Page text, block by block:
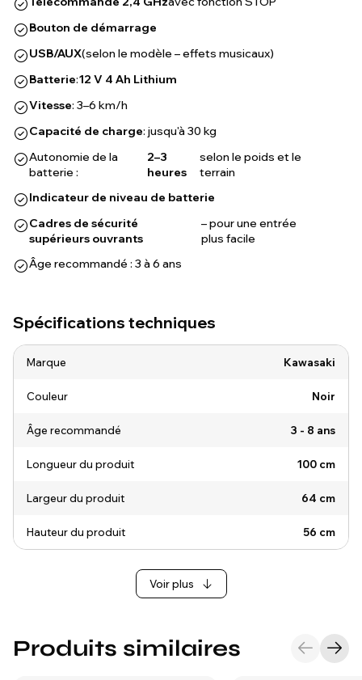
Bouton de démarrage
USB/AUX(selon le modèle – effets musicaux)
Batterie:12 V 4 Ah Lithium
Vitesse: 3–6 km/h
Capacité de charge: jusqu'à 30 kg
Autonomie de la
batterie :
2–3
heures
selon le poids et le
terrain
Indicateur de niveau de batterie
Cadres de sécurité
supérieurs ouvrants
– pour une entrée
plus facile
Âge recommandé : 3 à 6 ans
Spécifications techniques
Marque Kawasaki
Couleur Noir
Âge recommandé 3 - 8 ans
Longueur du produit 100 cm
Largeur du produit 64 cm
Hauteur du produit 56 cm
Voir plus
Produits similaires